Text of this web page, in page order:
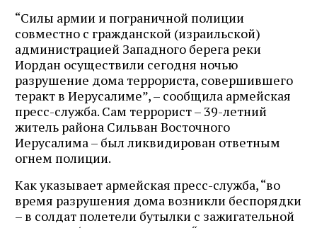
“Силы армии и пограничной полиции
совместно с гражданской (израильской)
администрацией Западного берега реки
Иордан осуществили сегодня ночью
разрушение дома террориста, совершившего
теракт в Иерусалиме”, – сообщила армейская
пресс-служба. Сам террорист – 39-летний
житель района Сильван Восточного
Иерусалима – был ликвидирован ответным
огнем полиции.
Как указывает армейская пресс-служба, “во
время разрушения дома возникли беспорядки
– в солдат полетели бутылки с зажигательной